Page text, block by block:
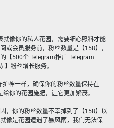
像你的私人花园，需要细心照料才能
或会员服务前，粉丝数量是【158】，
【500个 Telegram推广 Telegram
】粉丝增长服务。
神一样，确保你的粉丝数量保持在
你的花园施肥，让它更加繁茂。
，你的粉丝数量不幸掉到了【158】以
像是花园遭遇了暴风雨，我们无法保